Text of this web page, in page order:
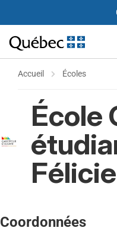
Accueil Écoles
École
Coordonnées